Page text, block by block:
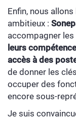
Enfin, nous
ambitieux :
accompagner
leurs
accès à des
de donner les
occuper des
encore sous-
Je suis